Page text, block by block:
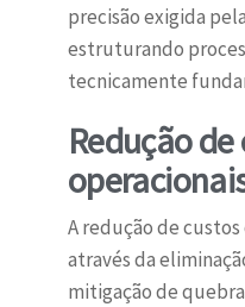
precisão exigida
estruturando
tecnicamente
Redução
A redução de
através da
mitigação de